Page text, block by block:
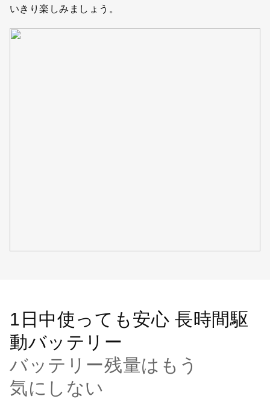
いきり楽しみましょう。
1日中使っても安心 長時間駆
動バッテリー
バッテリー残量はもう
気にしない